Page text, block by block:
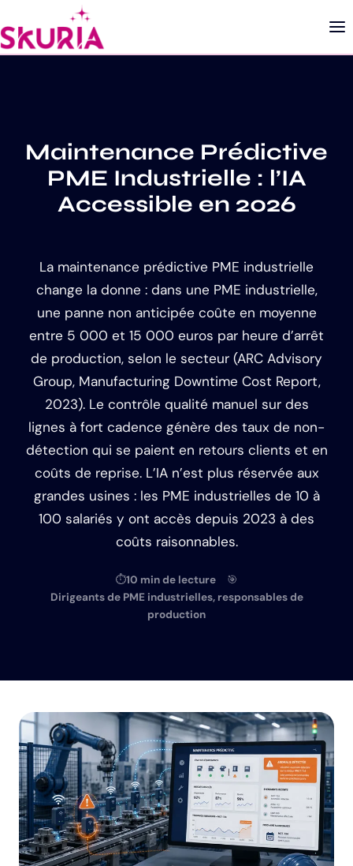
Maintenance Prédictive
PME Industrielle : l’IA
Accessible en 2026
La maintenance prédictive PME industrielle
change la donne : dans une PME industrielle,
une panne non anticipée coûte en moyenne
entre 5 000 et 15 000 euros par heure d’arrêt
de production, selon le secteur (ARC Advisory
Group, Manufacturing Downtime Cost Report,
2023). Le contrôle qualité manuel sur des
lignes à fort cadence génère des taux de non-
détection qui se paient en retours clients et en
coûts de reprise. L’IA n’est plus réservée aux
grandes usines : les PME industrielles de 10 à
100 salariés y ont accès depuis 2023 à des
coûts raisonnables.
⏱10 min de lecture 🎯
Dirigeants de PME industrielles, responsables de
production